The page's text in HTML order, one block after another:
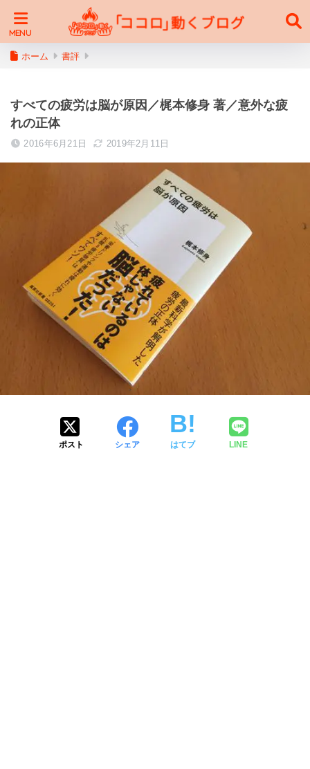
ホーム 書評
すべての疲労は脳が原因／梶本修身 著／意外な疲
れの正体
2016年6月21日 2019年2月11日
ポスト シェア はてブ LINE